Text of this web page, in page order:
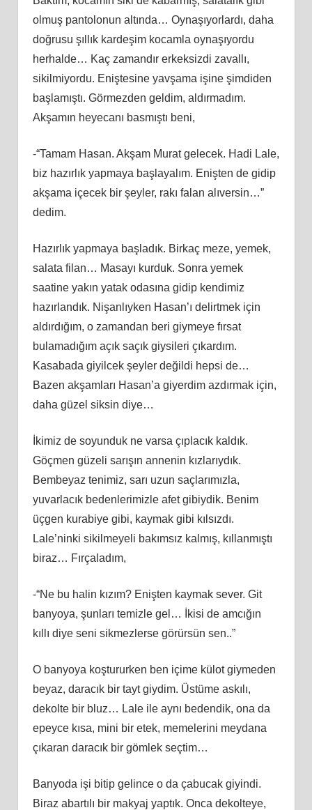
olmuş pantolonun altında… Oynaşıyorlardı, daha
doğrusu şıllık kardeşim kocamla oynaşıyordu
herhalde… Kaç zamandır erkeksizdi zavallı,
sikilmiyordu. Eniştesine yavşama işine şimdiden
başlamıştı. Görmezden geldim, aldırmadım.
Akşamın heyecanı basmıştı beni,
-“Tamam Hasan. Akşam Murat gelecek. Hadi Lale,
biz hazırlık yapmaya başlayalım. Enişten de gidip
akşama içecek bir şeyler, rakı falan alıversin…”
dedim.
Hazırlık yapmaya başladık. Birkaç meze, yemek,
salata filan… Masayı kurduk. Sonra yemek
saatine yakın yatak odasına gidip kendimiz
hazırlandık. Nişanlıyken Hasan’ı delirtmek için
aldırdığım, o zamandan beri giymeye fırsat
bulamadığım açık saçık giysileri çıkardım.
Kasabada giyilcek şeyler değildi hepsi de…
Bazen akşamları Hasan’a giyerdim azdırmak için,
daha güzel siksin diye…
İkimiz de soyunduk ne varsa çıplacık kaldık.
Göçmen güzeli sarışın annenin kızlarıydık.
Bembeyaz tenimiz, sarı uzun saçlarımızla,
yuvarlacık bedenlerimizle afet gibiydik. Benim
üçgen kurabiye gibi, kaymak gibi kılsızdı.
Lale’ninki sikilmeyeli bakımsız kalmış, kıllanmıştı
biraz… Fırçaladım,
-“Ne bu halin kızım? Enişten kaymak sever. Git
banyoya, şunları temizle gel… İkisi de amcığın
kıllı diye seni sikmezlerse görürsün sen..”
O banyoya koştururken ben içime külot giymeden
beyaz, daracık bir tayt giydim. Üstüme askılı,
dekolte bir bluz… Lale ile aynı bedendik, ona da
epeyce kısa, mini bir etek, memelerini meydana
çıkaran daracık bir gömlek seçtim…
Banyoda işi bitip gelince o da çabucak giyindi.
Biraz abartılı bir makyaj yaptık. Onca dekolteye,